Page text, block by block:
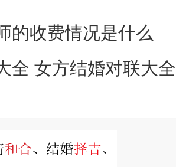
的收费情况是什么
全 女方结婚对联大全